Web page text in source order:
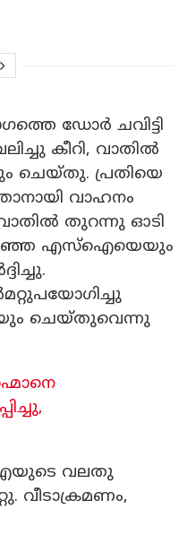
ഡോർ ചവിട്ടി
കീറി, വാതിൽ
ചെയ്‌തു. പ്രതിയെ
വാഹനം
വാതിൽ തുറന്നു ഓടി
തടഞ്ഞ എസ്ഐയെയും
ചെയ്തുവെന്നു
വലതു
വീടാക്രമണം,